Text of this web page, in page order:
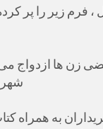
فرم زیر را پر
زن ها ازدواج
به همراه